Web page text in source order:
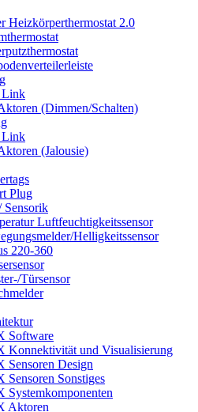
Heizkörperthermostat 2.0
Link
(Dimmen/Schalten)
Link
(Jalousie)
Plug
Sensorik
Luftfeuchtigkeitssensor
Helligkeitssensor
220-360
Türsensor
Software
Konnektivität und Visualisierung
Sensoren Design
Sensoren Sonstiges
Systemkomponenten
Aktoren